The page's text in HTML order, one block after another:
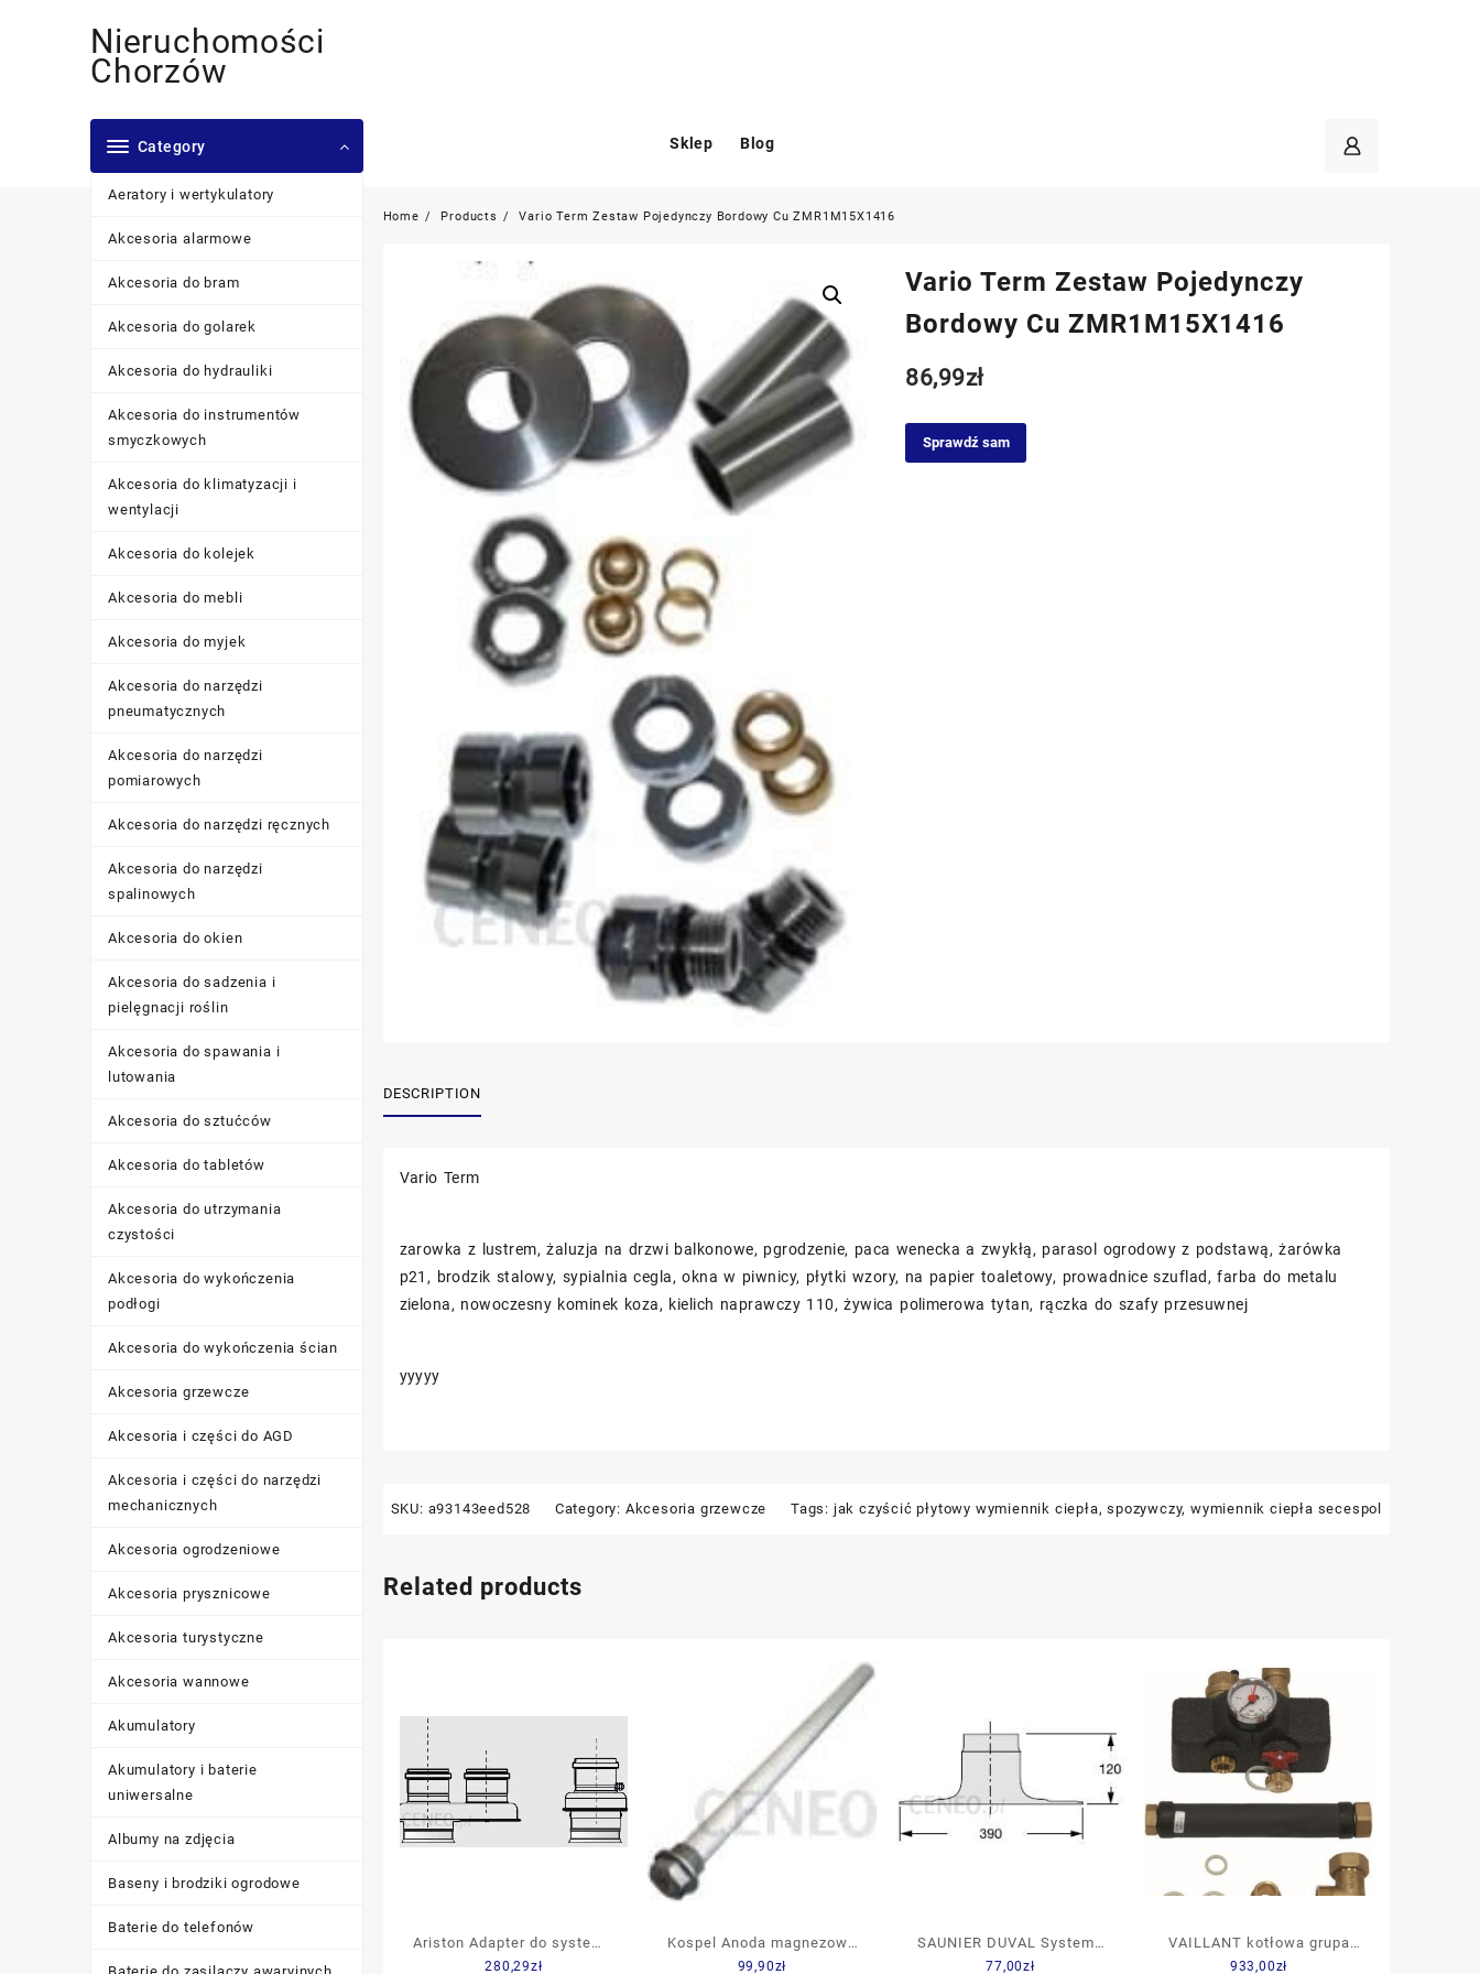
Nieruchomości
Chorzów
Category
Aeratory i wertykulatory
Akcesoria alarmowe
Akcesoria do bram
Akcesoria do golarek
Akcesoria do hydrauliki
Akcesoria do instrumentów
smyczkowych
Akcesoria do klimatyzacji i
wentylacji
Akcesoria do kolejek
Akcesoria do mebli
Akcesoria do myjek
Akcesoria do narzędzi
pneumatycznych
Akcesoria do narzędzi
pomiarowych
Akcesoria do narzędzi ręcznych
Akcesoria do narzędzi
spalinowych
Akcesoria do okien
Akcesoria do sadzenia i
pielęgnacji roślin
Akcesoria do spawania i
lutowania
Akcesoria do sztućców
Akcesoria do tabletów
Akcesoria do utrzymania
czystości
Akcesoria do wykończenia
podłogi
Akcesoria do wykończenia ścian
Akcesoria grzewcze
Akcesoria i części do AGD
Akcesoria i części do narzędzi
mechanicznych
Akcesoria ogrodzeniowe
Akcesoria prysznicowe
Akcesoria turystyczne
Akcesoria wannowe
Akumulatory
Akumulatory i baterie
uniwersalne
Albumy na zdjęcia
Baseny i brodziki ogrodowe
Baterie do telefonów
Sklep Blog
Home Products Vario Term Zestaw Pojedynczy Bordowy Cu ZMR1M15X1416
Vario Term Zestaw Pojedynczy
Bordowy Cu ZMR1M15X1416
86,99zł
Sprawdź sam
DESCRIPTION
Vario Term
zarowka z lustrem, żaluzja na drzwi balkonowe, pgrodzenie, paca wenecka a zwykłą, parasol ogrodowy z podstawą, żarówka
p21, brodzik stalowy, sypialnia cegla, okna w piwnicy, płytki wzory, na papier toaletowy, prowadnice szuflad, farba do metalu
zielona, nowoczesny kominek koza, kielich naprawczy 110, żywica polimerowa tytan, rączka do szafy przesuwnej
yyyyy
SKU: a93143eed528 Category: Akcesoria grzewcze Tags: jak czyścić płytowy wymiennik ciepła,spozywczy, wymiennik ciepła secespol
Related products
Ariston Adapter do systemu
rozdzielnego do kotłów
280,29zł
Kospel Anoda magnezowa
AMW 33×450 M8
99,90zł
SAUNIER DUVAL Systemy
powietrzno-spalinowe
77,00zł
VAILLANT kotłowa grupa
bezpieczeństwa do 48 kW
933,00zł